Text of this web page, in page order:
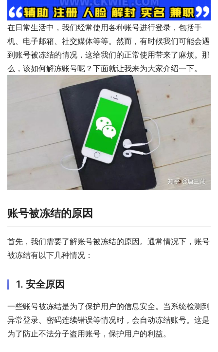
在日常生活中，我们经常使用各种账号进行登录，包括手
机、电子邮箱、社交媒体等等。然而，有时候我们可能会遇
到账号被冻结的情况，这给我们的正常使用带来了麻烦。那
么，该如何解冻账号呢？下面就让我来为大家介绍一下。
账号被冻结的原因
首先，我们需要了解账号被冻结的原因。通常情况下，账号
被冻结有以下几种情况：
1. 安全原因
一些账号被冻结是为了保护用户的信息安全。当系统检测到
异常登录、密码连续错误等情况时，会自动冻结账号。这是
为了防止不法分子盗用账号，保护用户的利益。